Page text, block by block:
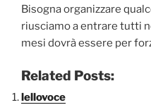
Bisogna organizzare
riusciamo a entrare tutti
mesi dovrà essere per
Related Posts:
lellovoce